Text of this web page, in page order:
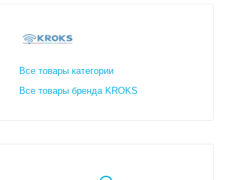
Все товары категории
Все товары бренда KROKS